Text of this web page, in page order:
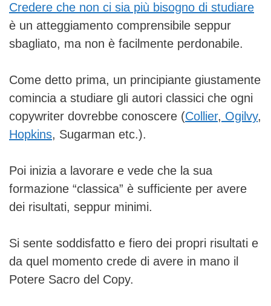
Credere che non ci sia più bisogno di studiare
è un atteggiamento comprensibile seppur
sbagliato, ma non è facilmente perdonabile.
Come detto prima, un principiante giustamente
comincia a studiare gli autori classici che ogni
copywriter dovrebbe conoscere (Collier, Ogilvy,
Hopkins, Sugarman etc.).
Poi inizia a lavorare e vede che la sua
formazione “classica” è sufficiente per avere
dei risultati, seppur minimi.
Si sente soddisfatto e fiero dei propri risultati e
da quel momento crede di avere in mano il
Potere Sacro del Copy.